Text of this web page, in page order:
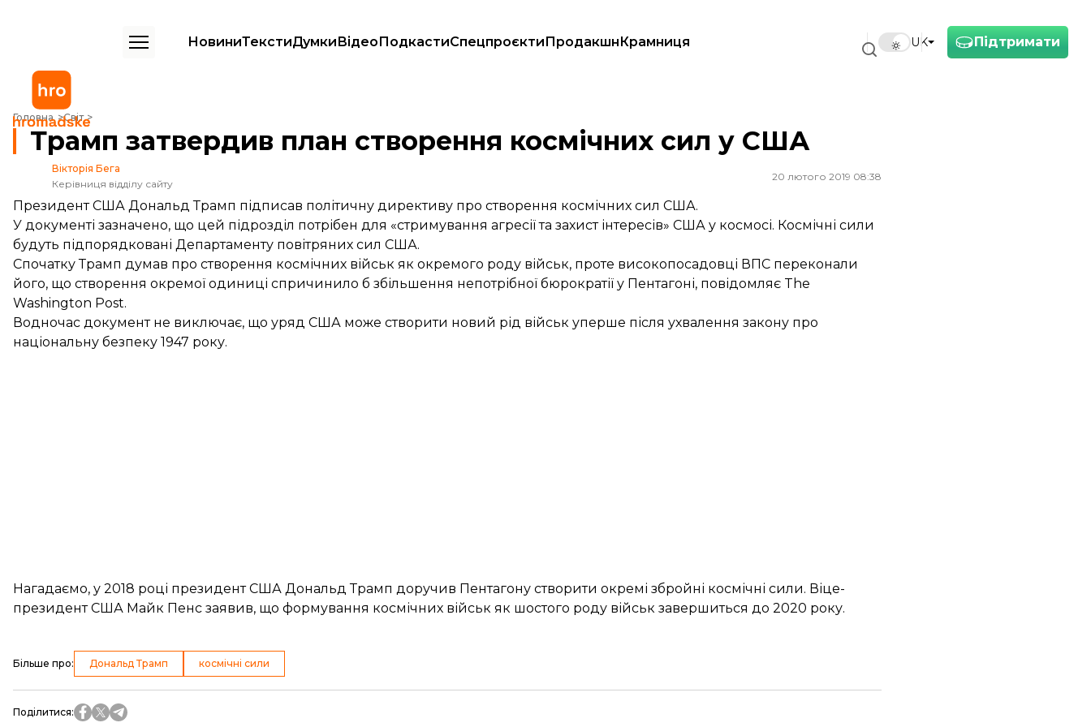
Підтримати
UK
НовиниТекстиДумкиВідеоПодкастиСпецпроєктиПродакшнКрамниця
Головна Світ
Трамп затвердив план створення космічних сил у США
Трамп затвердив план створення космічних сил у США
Вікторія Бега
Керівниця відділу сайту
20 лютого 2019 08:38
Президент США Дональд Трамп підписав політичну директиву про створення космічних сил США.
У документі зазначено, що цей підрозділ потрібен для «стримування агресії та захист інтересів» США у космосі. Космічні сили
будуть підпорядковані Департаменту повітряних сил США.
Спочатку Трамп думав про створення космічних військ як окремого роду військ, проте високопосадовці ВПС переконали
його, що створення окремої одиниці спричинило б збільшення непотрібної бюрократії у Пентагоні, повідомляє The
Washington Post.
Водночас документ не виключає, що уряд США може створити новий рід військ уперше після ухвалення закону про
національну безпеку 1947 року.
Нагадаємо, у 2018 році президент США Дональд Трамп доручив Пентагону створити окремі збройні космічні сили. Віце-
президент США Майк Пенс заявив, що формування космічних військ як шостого роду військ завершиться до 2020 року.
Більше про: Дональд Трамп космічні сили
Поділитися: